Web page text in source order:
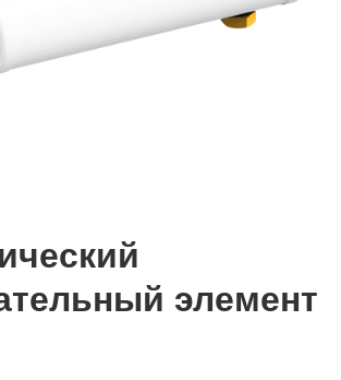
элемент